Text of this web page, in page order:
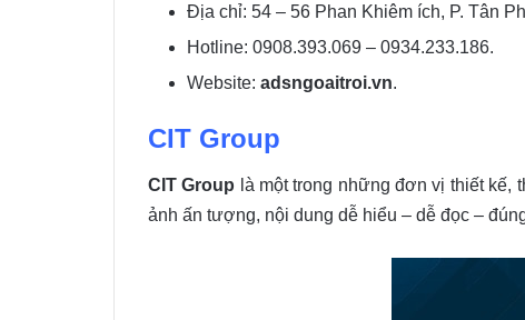
Địa chỉ: 54 – 56 Phan Khiêm ích, P. Tân
Hotline: 0908.393.069 – 0934.233.186.
Website: adsngoaitroi.vn.
CIT Group
CIT Group là một trong những đơn vị thiết kế,
ảnh ấn tượng, nội dung dễ hiểu – dễ đọc –